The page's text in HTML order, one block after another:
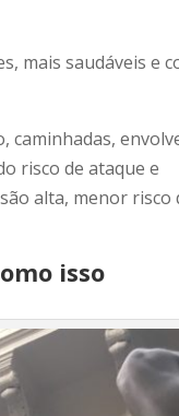
mais saudáveis e
caminhadas,
risco de ataque e
alta, menor risco
isso